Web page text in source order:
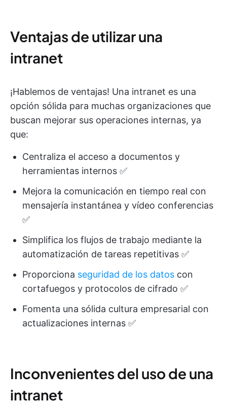
Ventajas de utilizar una
intranet
¡Hablemos de ventajas! Una intranet es una
opción sólida para muchas organizaciones que
buscan mejorar sus operaciones internas, ya
que:
Centraliza el acceso a documentos y
herramientas internos ✅
Mejora la comunicación en tiempo real con
mensajería instantánea y vídeo conferencias
✅
Simplifica los flujos de trabajo mediante la
automatización de tareas repetitivas ✅
Proporciona seguridad de los datos con
cortafuegos y protocolos de cifrado ✅
Fomenta una sólida cultura empresarial con
actualizaciones internas ✅
Inconvenientes del uso de una
intranet